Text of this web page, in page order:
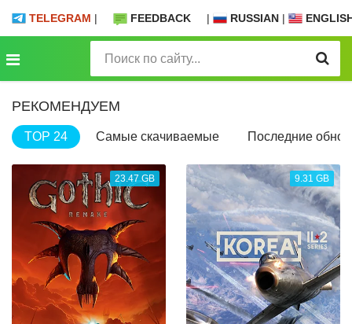
TELEGRAM | FEEDBACK | RUSSIAN |
РЕКОМЕНДУЕМ
TOP 24 Самые скачиваемые Последние
23.47 GB 9.31 GB